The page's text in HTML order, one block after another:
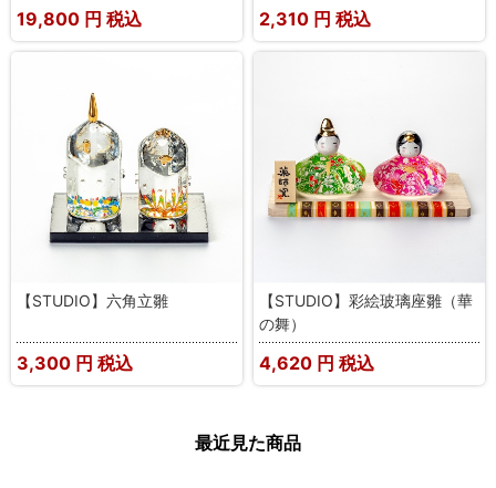
19,800 円 税込 2,310 円 税込
【STUDIO】六角立雛
3,300 円 税込
【STUDIO】彩絵玻璃座雛（華
の舞）
4,620 円 税込
最近見た商品